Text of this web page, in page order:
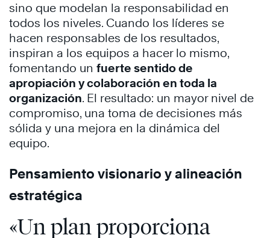
sino que modelan la responsabilidad en
todos los niveles. Cuando los líderes se
hacen responsables de los resultados,
inspiran a los equipos a hacer lo mismo,
fomentando un fuerte sentido de
apropiación y colaboración en toda la
organización. El resultado: un mayor nivel de
compromiso, una toma de decisiones más
sólida y una mejora en la dinámica del
equipo.
Pensamiento visionario y alineación
estratégica
«Un plan proporciona